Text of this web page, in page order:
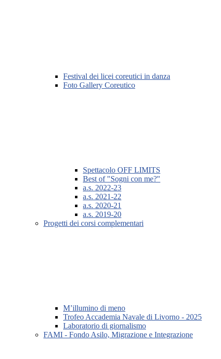
Festival dei licei coreutici in danza
Foto Gallery Coreutico
Spettacolo OFF LIMITS
Best of "Sogni con me?"
a.s. 2022-23
a.s. 2021-22
a.s. 2020-21
a.s. 2019-20
Progetti dei corsi complementari
M’illumino di meno
Trofeo Accademia Navale di Livorno - 2025
Laboratorio di giornalismo
FAMI - Fondo Asilo, Migrazione e Integrazione